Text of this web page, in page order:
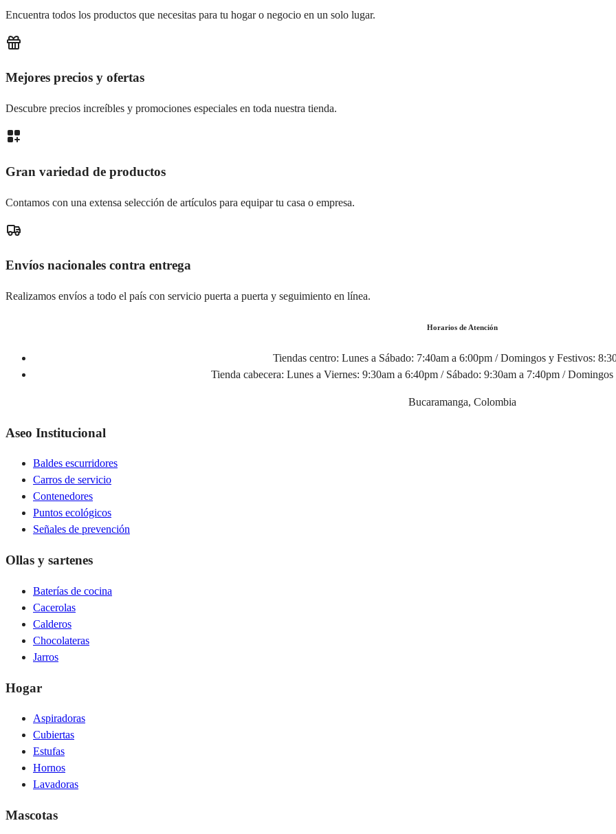
Encuentra todos los productos que necesitas para tu hogar o negocio en un solo lugar.
Mejores precios y ofertas
Descubre precios increíbles y promociones especiales en toda nuestra tienda.
Gran variedad de productos
Contamos con una extensa selección de artículos para equipar tu casa o empresa.
Envíos nacionales contra entrega
Realizamos envíos a todo el país con servicio puerta a puerta y seguimiento en línea.
Horarios de Atención
Tiendas centro: Lunes a Sábado: 7:40am a 6:00pm / Domingos y Festivos:
Tienda cabecera: Lunes a Viernes: 9:30am a 6:40pm / Sábado: 9:30am a 7:40pm /
Bucaramanga, Colombia
Aseo Institucional
Baldes escurridores
Carros de servicio
Contenedores
Puntos ecológicos
Señales de prevención
Ollas y sartenes
Baterías de cocina
Cacerolas
Calderos
Chocolateras
Jarros
Hogar
Aspiradoras
Cubiertas
Estufas
Hornos
Lavadoras
Mascotas